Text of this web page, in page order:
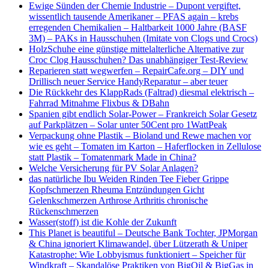
Ewige Sünden der Chemie Industrie – Dupont vergiftet,
wissentlich tausende Amerikaner – PFAS again – krebs
erregenden Chemikalien – Haltbarkeit 1000 Jahre (BASF
3M) – PAKs in Hausschuhen (Imitate von Clogs und Crocs)
HolzSchuhe eine günstige mittelalterliche Alternative zur
Croc Clog Hausschuhen? Das unabhängiger Test-Review
Reparieren statt wegwerfen – RepairCafe.org – DIY und
Drillisch neuer Service HandyReparatur – aber teuer
Die Rückkehr des KlappRads (Faltrad) diesmal elektrisch –
Fahrrad Mitnahme Flixbus & DBahn
Spanien gibt endlich Solar-Power – Frankreich Solar Gesetz
auf Parkplätzen – Solar unter 50Cent pro 1WattPeak
Verpackung ohne Plastik – Bioland und Rewe machen vor
wie es geht – Tomaten im Karton – Haferflocken in Zellulose
statt Plastik – Tomatenmark Made in China?
Welche Versicherung für PV Solar Anlagen?
das natürliche Ibu Weiden Rinden Tee Fieber Grippe
Kopfschmerzen Rheuma Entzündungen Gicht
Gelenkschmerzen Arthrose Arthritis chronische
Rückenschmerzen
Wasser(stoff) ist die Kohle der Zukunft
This Planet is beautiful – Deutsche Bank Tochter, JPMorgan
& China ignoriert Klimawandel, über Lützerath & Uniper
Katastrophe: Wie Lobbyismus funktioniert – Speicher für
Windkraft – Skandalöse Praktiken von BigOil & BigGas in